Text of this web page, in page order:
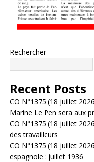
Rechercher
Recent Posts
CO N°1375 (18 juillet
Marine Le Pen sera aux
CO N°1375 (18 juillet
des travailleurs
CO N°1375 (18 juillet
espagnole : juillet 1936